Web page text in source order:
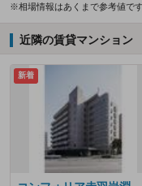
※相場情報はあくまで参考値で
近隣の賃貸マンション
新着